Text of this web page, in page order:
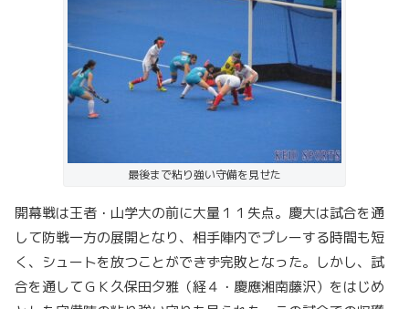
最後まで粘り強い守備を見せた
開幕戦は王者・山学大の前に大量１１失点。慶大は試合を通
して防戦一方の展開となり、相手陣内でプレーする時間も短
く、シュートを放つことができず完敗となった。しかし、試
合を通してＧＫ久保田夕雅（経４・慶應湘南藤沢）をはじめ